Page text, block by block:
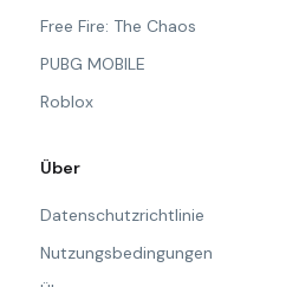
Free Fire: The Chaos
PUBG MOBILE
Roblox
Über
Datenschutzrichtlinie
Nutzungsbedingungen